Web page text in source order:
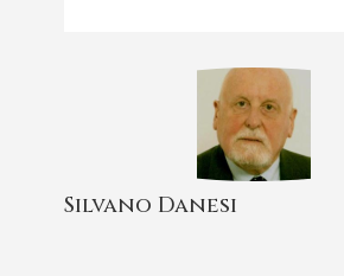
Silvano Danesi